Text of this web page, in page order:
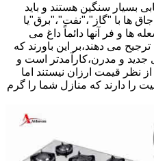
بسیار سنگین هستند و باید
ها با "گاز"،"نفت"،"برق"یا
و فر آنها دائماً داغ می
می دهند،بر این باورند که
جدید و مدرن،کارآمدتر است و
نظر قیمت ارزان نیستند اما
را دارند که منازل شما را گرم